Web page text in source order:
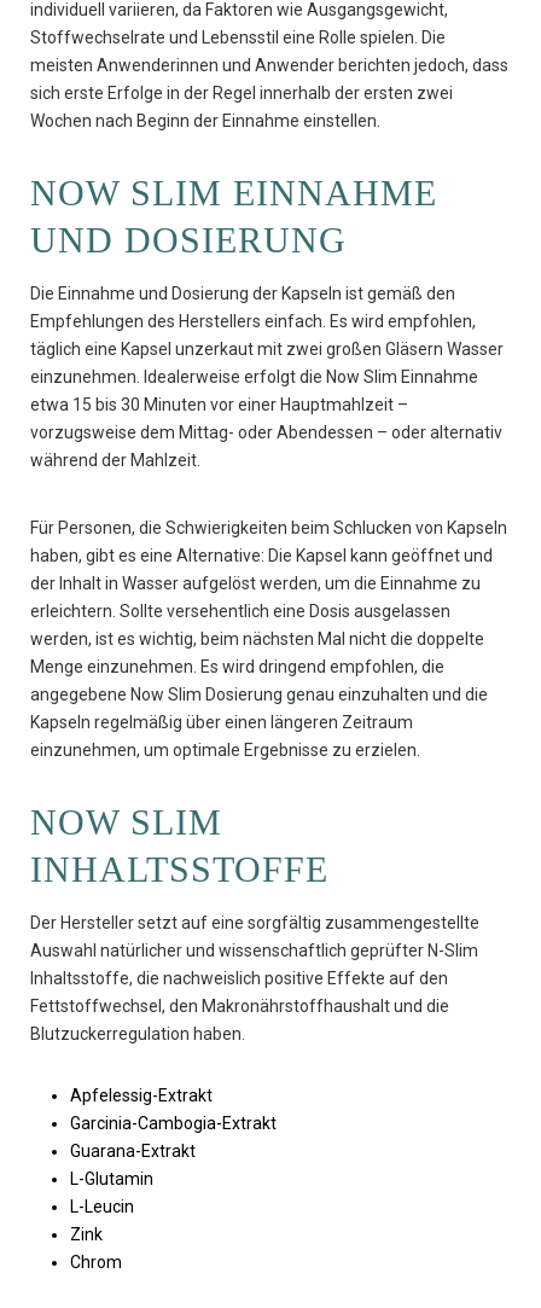
individuell variieren, da Faktoren wie Ausgangsgewicht,
Stoffwechselrate und Lebensstil eine Rolle spielen. Die
meisten Anwenderinnen und Anwender berichten jedoch, dass
sich erste Erfolge in der Regel innerhalb der ersten zwei
Wochen nach Beginn der Einnahme einstellen.
NOW SLIM EINNAHME
UND DOSIERUNG
Die Einnahme und Dosierung der Kapseln ist gemäß den
Empfehlungen des Herstellers einfach. Es wird empfohlen,
täglich eine Kapsel unzerkaut mit zwei großen Gläsern Wasser
einzunehmen. Idealerweise erfolgt die Now Slim Einnahme
etwa 15 bis 30 Minuten vor einer Hauptmahlzeit –
vorzugsweise dem Mittag- oder Abendessen – oder alternativ
während der Mahlzeit.
Für Personen, die Schwierigkeiten beim Schlucken von Kapseln
haben, gibt es eine Alternative: Die Kapsel kann geöffnet und
der Inhalt in Wasser aufgelöst werden, um die Einnahme zu
erleichtern. Sollte versehentlich eine Dosis ausgelassen
werden, ist es wichtig, beim nächsten Mal nicht die doppelte
Menge einzunehmen. Es wird dringend empfohlen, die
angegebene Now Slim Dosierung genau einzuhalten und die
Kapseln regelmäßig über einen längeren Zeitraum
einzunehmen, um optimale Ergebnisse zu erzielen.
NOW SLIM
INHALTSSTOFFE
Der Hersteller setzt auf eine sorgfältig zusammengestellte
Auswahl natürlicher und wissenschaftlich geprüfter N-Slim
Inhaltsstoffe, die nachweislich positive Effekte auf den
Fettstoffwechsel, den Makronährstoffhaushalt und die
Blutzuckerregulation haben.
Apfelessig-Extrakt
Garcinia-Cambogia-Extrakt
Guarana-Extrakt
L-Glutamin
L-Leucin
Zink
Chrom